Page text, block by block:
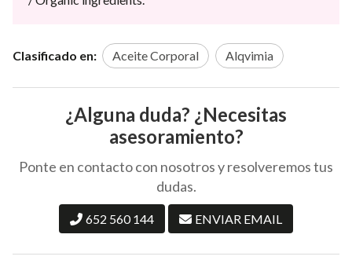
Clasificado en: Aceite Corporal Alqvimia
¿Alguna duda? ¿Necesitas
asesoramiento?
Ponte en contacto con nosotros y resolveremos tus
dudas.
652 560 144 ENVIAR EMAIL